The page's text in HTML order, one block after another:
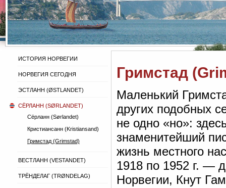
ИСТОРИЯ НОРВЕГИИ
НОРВЕГИЯ СЕГОДНЯ
ЭСТЛАНН (ØSTLANDET)
СЁРЛАНН (SØRLANDET)
Сёрланн (Sørlandet)
Кристиансанн (Kristiansand)
Гримстад (Grimstad)
ВЕСТЛАНН (VESTANDET)
ТРЁНДЕЛАГ (TRØNDELAG)
Гримстад
Маленький
других подобных
не одно «но»:
знаменитейший
жизнь местного
1918 по 1952 г. —
Норвегии, Кнут